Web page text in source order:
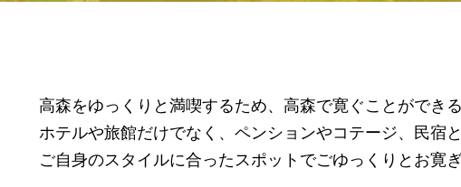
高森をゆっくりと満喫するため、高森で寛ぐことができ
ホテルや旅館だけでなく、ペンションやコテージ、民宿
ご自身のスタイルに合ったスポットでごゆっくりとお寛